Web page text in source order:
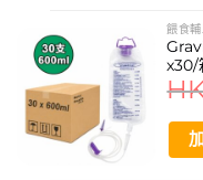
容量: 1200ml
包裝數量: 30個/箱
材質: 醫療級半透明
接口類型: 標準餵食
餵食
x30/